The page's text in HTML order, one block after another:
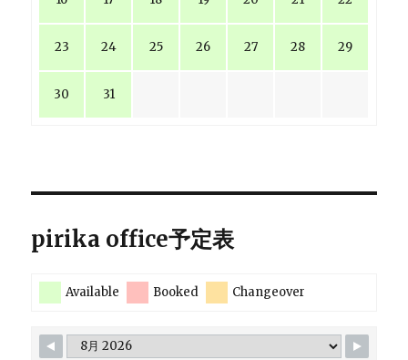
23 24 25 26 27 28 29
30 31
pirika office予定表
Available Booked Changeover